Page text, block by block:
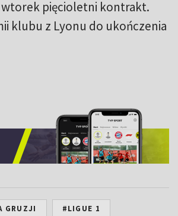
wtorek pięcioletni kontrakt.
klubu z Lyonu do ukończenia
GRUZJI #LIGUE 1